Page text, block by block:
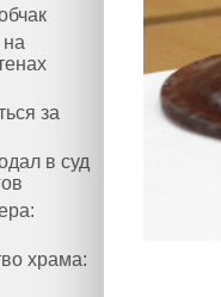
на
за
в суд
храма: